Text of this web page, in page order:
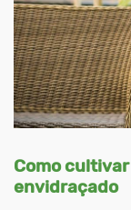
Como
envidraçado